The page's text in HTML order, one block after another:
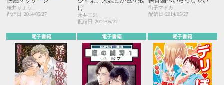
桜井りょう
配信日
2014/05/27
け
永井三郎
配信日
2014/05/27
街子マドカ
配信日
2014/05/27
電子書籍 電子書籍 電子書籍